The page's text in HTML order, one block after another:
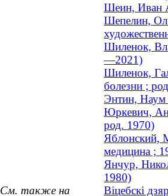
Шеин, Иван
Шепелин,
Шиленок,
—2021)
Шиленок,
болезни ;
Энтин, Наум
Юркевич,
род. 1970)
Яблонский,
медицина ;
Янчур,
1980)
См. также на
Віцебскі